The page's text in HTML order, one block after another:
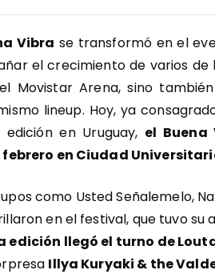
Vibra se transformó en el
el crecimiento de varios
Movistar Arena, sino
lineup. Hoy, ya
en Uruguay, el
febrero en Ciudad
como Usted Señalemelo,
en el festival, que tuvo su
edición llegó el turno de
Illya Kuryaki & the